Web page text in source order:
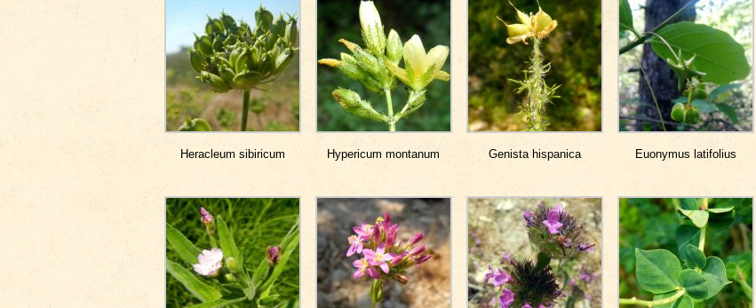
Heracleum sibiricum Hypericum montanum Genista hispanica Euonymus latifolius